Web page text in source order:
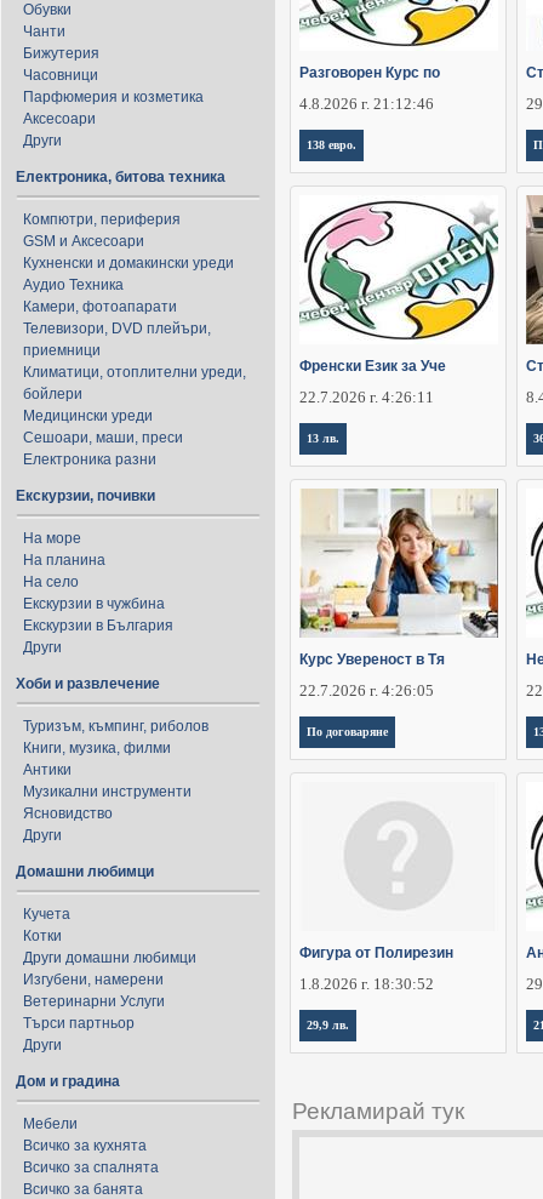
Обувки
Чанти
Бижутерия
Часовници
Парфюмерия и козметика
Аксесоари
Други
Електроника, битова техника
Компютри, периферия
GSM и Аксесоари
Кухненски и домакински уреди
Аудио Техника
Камери, фотоапарати
Телевизори, DVD плейъри,
приемници
Климатици, отоплителни уреди,
бойлери
Медицински уреди
Сешоари, маши, преси
Електроника разни
Екскурзии, почивки
На море
На планина
На село
Екскурзии в чужбина
Екскурзии в България
Други
Хоби и развлечение
Туризъм, къмпинг, риболов
Книги, музика, филми
Антики
Музикални инструменти
Ясновидство
Други
Домашни любимци
Кучета
Котки
Други домашни любимци
Изгубени, намерени
Ветеринарни Услуги
Търси партньор
Други
Дом и градина
Мебели
Всичко за кухнята
Всичко за спалнята
Всичко за банята
Разговорен Курс по
4.8.2026 г. 21:12:46
138 евро.
Френски Език за Уче
22.7.2026 г. 4:26:11
13 лв.
Курс Увереност в Тя
22.7.2026 г. 4:26:05
По договаряне
Фигура от Полирезин
1.8.2026 г. 18:30:52
29,9 лв.
Рекламирай тук